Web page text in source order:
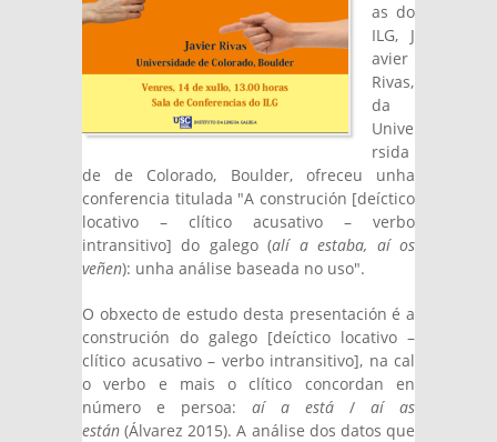
as do
ILG, J
avier
Rivas,
da
Unive
rsida
de de Colorado, Boulder, ofreceu unha
conferencia titulada "A construción [deíctico
locativo – clítico acusativo – verbo
intransitivo] do galego (alí a estaba, aí os
veñen): unha análise baseada no uso".
O obxecto de estudo desta presentación é a
construción do galego [deíctico locativo –
clítico acusativo – verbo intransitivo], na cal
o verbo e mais o clítico concordan en
número e persoa: aí a está / aí as
están(Álvarez 2015). A análise dos datos que